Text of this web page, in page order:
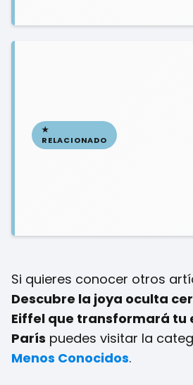
Si quieres conocer otros
Descubre la joya oculta
Eiffel que transformará tu
París puedes visitar la
Menos Conocidos.